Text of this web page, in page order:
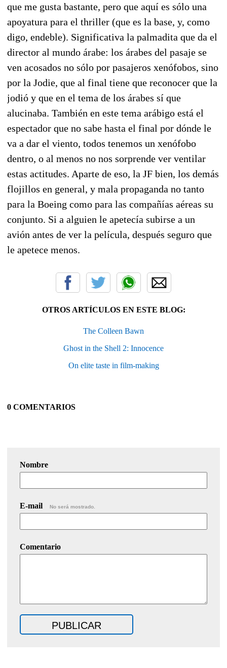
que me gusta bastante, pero que aquí es sólo una
apoyatura para el thriller (que es la base, y, como
digo, endeble). Significativa la palmadita que da el
director al mundo árabe: los árabes del pasaje se
ven acosados no sólo por pasajeros xenófobos, sino
por la Jodie, que al final tiene que reconocer que la
jodió y que en el tema de los árabes sí que
alucinaba. También en este tema arábigo está el
espectador que no sabe hasta el final por dónde le
va a dar el viento, todos tenemos un xenófobo
dentro, o al menos no nos sorprende ver ventilar
estas actitudes. Aparte de eso, la JF bien, los demás
flojillos en general, y mala propaganda no tanto
para la Boeing como para las compañías aéreas su
conjunto. Si a alguien le apetecía subirse a un
avión antes de ver la película, después seguro que
le apetece menos.
OTROS ARTÍCULOS EN ESTE BLOG:
The Colleen Bawn
Ghost in the Shell 2: Innocence
On elite taste in film-making
0 COMENTARIOS
Nombre
E-mail No será mostrado.
Comentario